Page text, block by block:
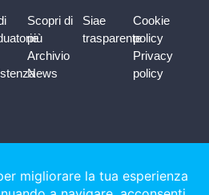
Scopri di
più
Archivio
News
Siae
trasparente
Cookie
policy
Privacy
policy
(Italy) • perchicrea@siae.it • CF/CCIA
• REA 840555